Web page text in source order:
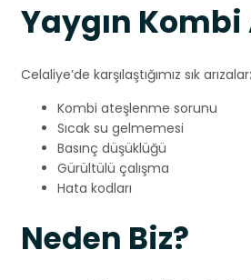
Yaygın Kombi
Celaliye’de karşılaştığımız sık arızalar:
Kombi ateşlenme sorunu
Sıcak su gelmemesi
Basınç düşüklüğü
Gürültülü çalışma
Hata kodları
Neden Biz?